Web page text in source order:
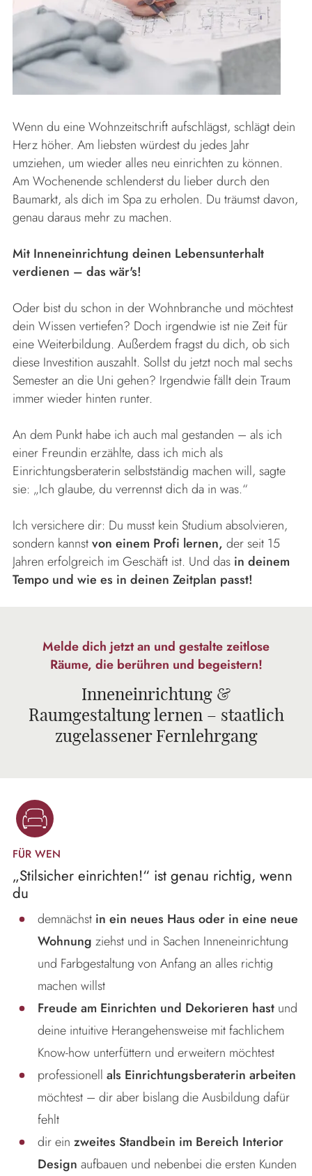
Wenn du eine Wohnzeitschrift aufschlägst, schlägt dein
Herz höher. Am liebsten würdest du jedes Jahr
umziehen, um wieder alles neu einrichten zu können.
Am Wochenende schlenderst du lieber durch den
Baumarkt, als dich im Spa zu erholen. Du träumst davon,
genau daraus mehr zu machen.
Mit Inneneinrichtung deinen Lebensunterhalt
verdienen – das wär's!
Oder bist du schon in der Wohnbranche und möchtest
dein Wissen vertiefen? Doch irgendwie ist nie Zeit für
eine Weiterbildung. Außerdem fragst du dich, ob sich
diese Investition auszahlt. Sollst du jetzt noch mal sechs
Semester an die Uni gehen? Irgendwie fällt dein Traum
immer wieder hinten runter.
An dem Punkt habe ich auch mal gestanden – als ich
einer Freundin erzählte, dass ich mich als
Einrichtungsberaterin selbstständig machen will, sagte
sie: „Ich glaube, du verrennst dich da in was.“
Ich versichere dir: Du musst kein Studium absolvieren,
sondern kannstvon einem Profi lernen, der seit 15
Jahren erfolgreich im Geschäft ist. Und das in deinem
Tempo und wie es in deinen Zeitplan passt!
Melde dich jetzt an und gestalte zeitlose
Räume, die berühren und begeistern!
Inneneinrichtung &
Raumgestaltung lernen – staatlich
zugelassener Fernlehrgang
FÜR WEN
„Stilsicher einrichten!“ ist genau richtig, wenn
du
demnächst in ein neues Haus oder in eine neue
Wohnung ziehst und in Sachen Inneneinrichtung
und Farbgestaltung von Anfang an alles richtig
machen willst
Freude am Einrichten und Dekorieren hast und
deine intuitive Herangehensweise mit fachlichem
Know-how unterfüttern und erweitern möchtest
professionell als Einrichtungsberaterin arbeiten
möchtest – dir aber bislang die Ausbildung dafür
fehlt
dir ein zweites Standbein im Bereich Interior
Design aufbauen und nebenbei die ersten Kunden